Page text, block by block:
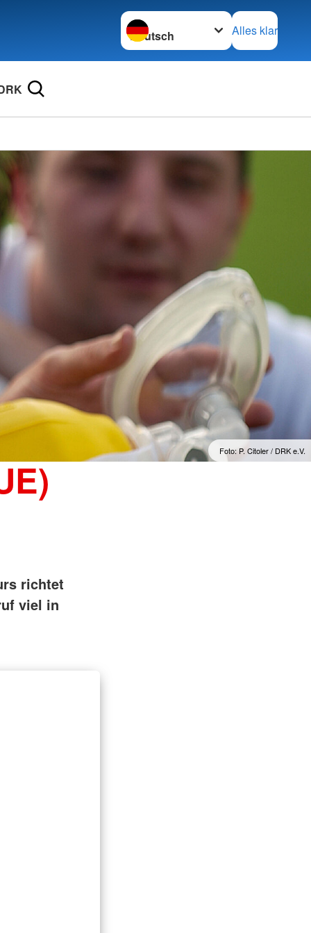
Sprache wechseln zu
Alles klar
Foto: P. Citoler / DRK e.V.
richtet
viel in